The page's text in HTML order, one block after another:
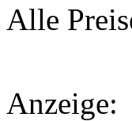
Alle
Anzeige: